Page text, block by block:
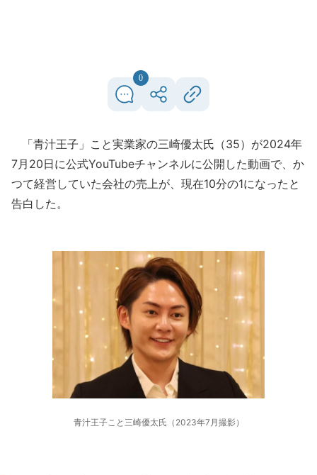
0
「青汁王子」こと実業家の三崎優太氏（35）が2024年
7月20日に公式YouTubeチャンネルに公開した動画で、か
つて経営していた会社の売上が、現在10分の1になったと
告白した。
青汁王子こと三崎優太氏（2023年7月撮影）